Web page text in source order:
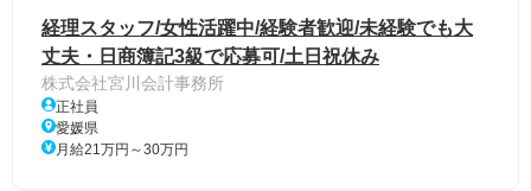
経理スタッフ/女性活躍中/経験者歓迎/未経験でも大
丈夫・日商簿記3級で応募可/土日祝休み
株式会社宮川会計事務所
正社員
愛媛県
月給21万円～30万円